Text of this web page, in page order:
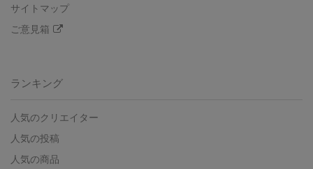
サイトマップ
ご意見箱
ランキング
人気のクリエイター
人気の投稿
人気の商品